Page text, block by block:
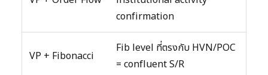
confirmation
VP + Fibonacci
Fib level ที่ตรงกับ HVN/POC
= confluent S/R